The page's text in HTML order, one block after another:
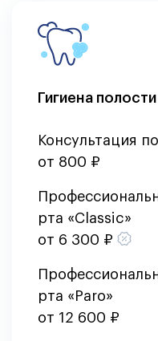
Гигиена
Консультация
от 800 ₽
рта «Classic»
от 6 300 ₽
рта «Paro»
от 12 600 ₽